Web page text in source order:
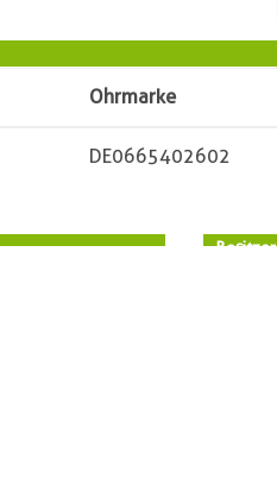
Ohrmarke
DE0665402602
Besitzer